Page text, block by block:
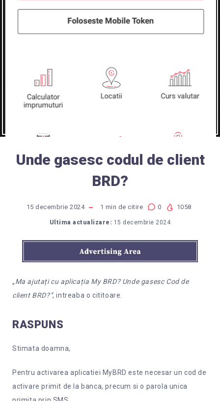
Unde gasesc codul de client
BRD?
15 decembrie 2024 1 min de citire 0 1058
Ultima actualizare: 15 decembrie 2024
„Ma ajutați cu aplicația My BRD? Unde gasesc Cod de
client BRD?”, intreaba o cititoare.
RASPUNS
Stimata doamna,
Pentru activarea aplicatiei MyBRD este necesar un cod de
activare primit de la banca, precum si o parola unica